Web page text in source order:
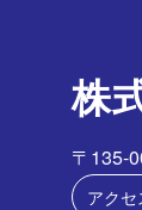
株
〒135-
アクセ